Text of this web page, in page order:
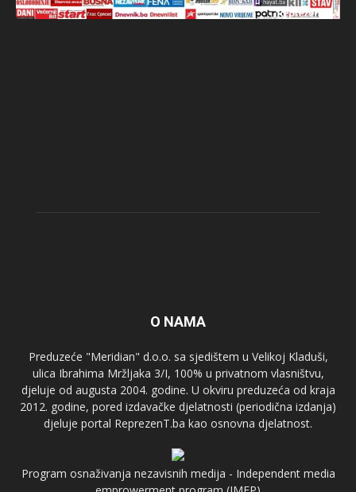
O NAMA
Preduzeće "Meridian" d.o.o. sa sjedištem u Velikoj Kladuši,
ulica Ibrahima Mržljaka 3/I, 100% u privatnom vlasništvu,
djeluje od augusta 2004. godine. U okviru preduzeća od kraja
2012. godine, pored izdavačke djelatnosti (periodična izdanja)
djeluje portal ReprezenT.ba kao osnovna djelatnost.
Program osnaživanja nezavisnih medija - Independent media